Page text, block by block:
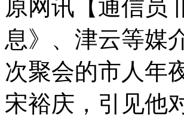
原网讯【通信员
息》、津云等媒
次聚会的市人年
宋裕庆，引见他